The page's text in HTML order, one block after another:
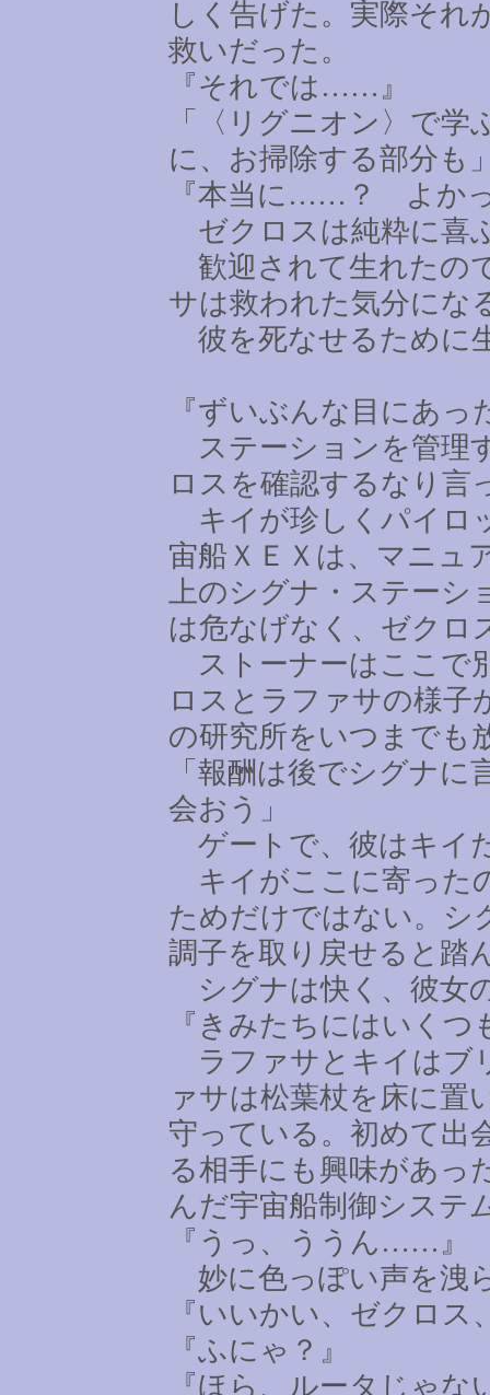
しく告げた。実際それ
救いだった。
『それでは …… 』
「〈リグニオン〉で
に、お掃除する部分も
『本当に …… ？ よか
ゼクロスは純粋に喜
歓迎されて生れたの
サは救われた気分にな
彼を死なせるために
『ずいぶんな目にあっ
ステーションを管理
ロスを確認するなり言
キイが珍しくパイロ
宙船ＸＥＸは、マニュ
上のシグナ・ステー
は危なげなく、ゼクロ
ストーナーはここで
ロスとラファサの様子
の研究所をいつまでも
「報酬は後でシグナ
会おう」
ゲートで、彼はキイ
キイがここに寄った
ためだけではない。シ
調子を取り戻せると踏
シグナは快く、彼女
『きみたちにはいく
ラファサとキイはブ
ァサは松葉杖を床に置
守っている。初めて出
る相手にも興味があっ
んだ宇宙船制御システ
『うっ、ううん …… 』
妙に色っぽい声を洩
『いいかい、ゼクロ
『ふにゃ？』
『ほら、ルータじゃ